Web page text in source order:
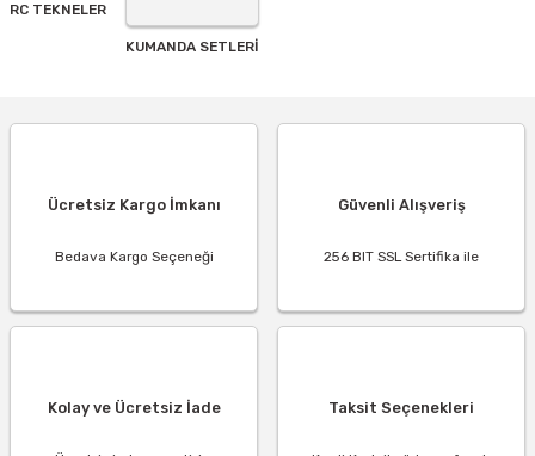
RC TEKNELER
KUMANDA SETLERİ
Ücretsiz Kargo İmkanı
Bedava Kargo Seçeneği
Güvenli Alışveriş
256 BIT SSL Sertifika ile
Kolay ve Ücretsiz İade Taksit Seçenekleri